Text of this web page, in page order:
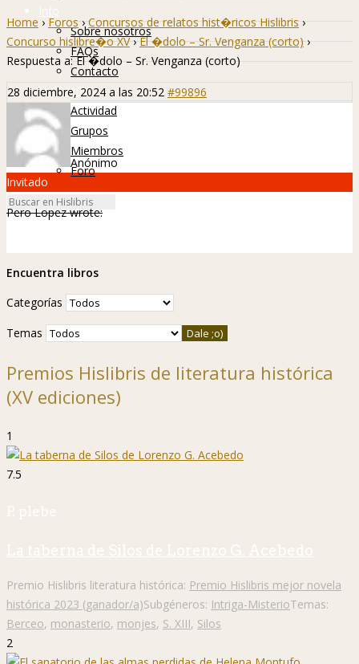
Info
Sobre nosotros
FAQs
Contacto
Hislibreños
Actividad
Grupos
Miembros
Foro
Home › Foros › Concursos de relatos hist�ricos Hislibris ›
Concurso hislibre�o XV › El �dolo – Sr. Venganza (corto) ›
Respuesta a: El �dolo – Sr. Venganza (corto)
28 diciembre, 2024 a las 20:52 #99896
Anónimo
Invitado
Pero Lopez wrote:
Encuentra libros
Categorías
Temas
Premios Hislibris de literatura histórica
(XV ediciones)
1
7.5
P. plebe
La taberna de Silos de Lorenzo G. Acebedo
Premio Hislibris literatura histórica: Premio Hislibris mejor novela
histórica 2023 (ganador/a)Subgéneros: Intriga-MisterioTemas:
Berceo, monasterio, monjes, S. XIII, Silos
2